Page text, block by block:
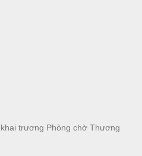
trương Phòng chờ Thương